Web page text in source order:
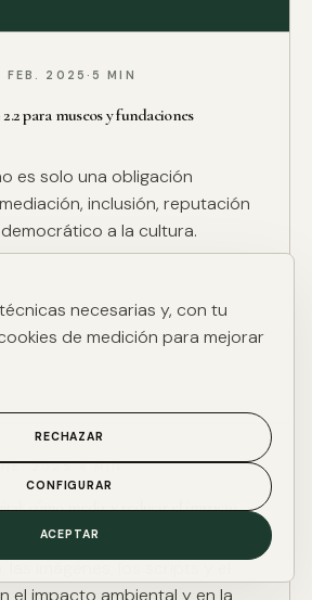
FEB. 2025 · 5 MIN
para museos y fundaciones
es solo una obligación
inclusión, reputación
a la cultura.
2025·4 MIN
cómo medir y reducir el impacto
las imágenes, los scripts y el
el impacto ambiental y en la
necesarias y, con tu
de medición para mejorar
RECHAZAR
CONFIGURAR
ACEPTAR